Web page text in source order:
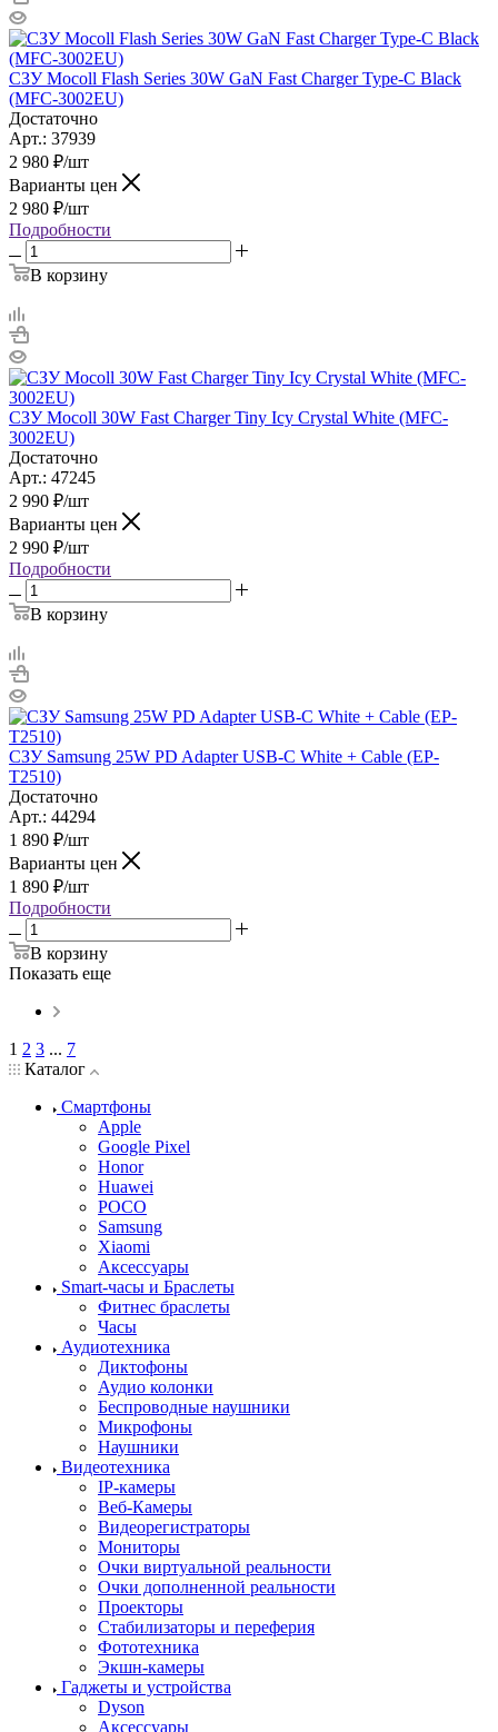
СЗУ Mocoll Flash Series 30W GaN Fast Charger Type-C Black
(MFC-3002EU)
Достаточно
Арт.: 37939
2 980 ₽/шт
Варианты цен
2 980 ₽/шт
Подробности
В корзину
СЗУ Mocoll 30W Fast Charger Tiny Icy Crystal White (MFC-
3002EU)
Достаточно
Арт.: 47245
2 990 ₽/шт
Варианты цен
2 990 ₽/шт
Подробности
В корзину
СЗУ Samsung 25W PD Adapter USB-C White + Cable (EP-
T2510)
Достаточно
Арт.: 44294
1 890 ₽/шт
Варианты цен
1 890 ₽/шт
Подробности
В корзину
Показать еще
1 2 3 ... 7
Каталог
Смартфоны
Apple
Google Pixel
Honor
Huawei
POCO
Samsung
Xiaomi
Аксессуары
Smart-часы и Браслеты
Фитнес браслеты
Часы
Аудиотехника
Диктофоны
Аудио колонки
Беспроводные наушники
Микрофоны
Наушники
Видеотехника
IP-камеры
Веб-Камеры
Видеорегистраторы
Мониторы
Очки виртуальной реальности
Очки дополненной реальности
Проекторы
Стабилизаторы и переферия
Фототехника
Экшн-камеры
Гаджеты и устройства
Dyson
Аксессуары